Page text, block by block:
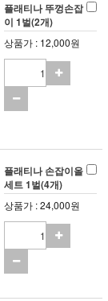
플래티나 뚜껑손잡
이 1벌(2개)
상품가 : 12,000원
플래티나 손잡이올
세트 1벌(4개)
상품가 : 24,000원